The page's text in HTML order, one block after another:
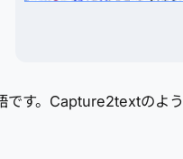
です。Capture2textのよ